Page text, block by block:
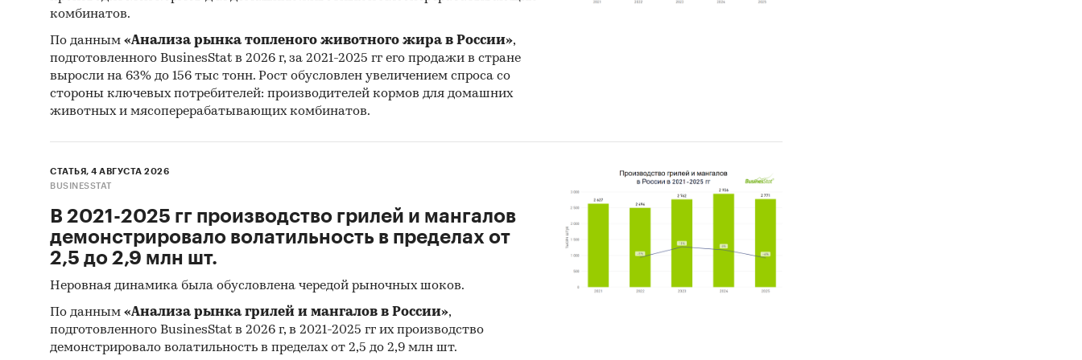
комбинатов.
По данным «Анализа рынка топленого животного жира в России»,
подготовленного BusinesStat в 2026 г, за 2021-2025 гг его продажи в стране
выросли на 63% до 156 тыс тонн. Рост обусловлен увеличением спроса со
стороны ключевых потребителей: производителей кормов для домашних
животных и мясоперерабатывающих комбинатов.
СТАТЬЯ, 4 АВГУСТА 2026
BUSINESSTAT
В 2021-2025 гг производство грилей и мангалов
демонстрировало волатильность в пределах от
2,5 до 2,9 млн шт.
Неровная динамика была обусловлена чередой рыночных шоков.
По данным «Анализа рынка грилей и мангалов в России»,
подготовленного BusinesStat в 2026 г, в 2021-2025 гг их производство
демонстрировало волатильность в пределах от 2,5 до 2,9 млн шт.